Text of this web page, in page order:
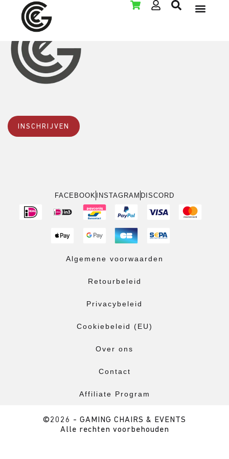
INSCHRIJVEN
FACEBOOK INSTAGRAM DISCORD
Algemene voorwaarden
Retourbeleid
Privacybeleid
Cookiebeleid (EU)
Over ons
Contact
Affiliate Program
©2026 - GAMING CHAIRS & EVENTS
Alle rechten voorbehouden